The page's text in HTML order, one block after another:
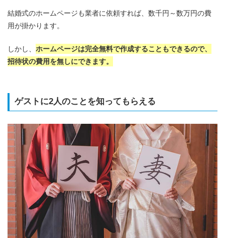
結婚式のホームページも業者に依頼すれば、数千円～数万円の費
用が掛かります。
しかし、 ホームページは完全無料で作成することもできるので、
招待状の費用を無しにできます。
ゲストに2人のことを知ってもらえる